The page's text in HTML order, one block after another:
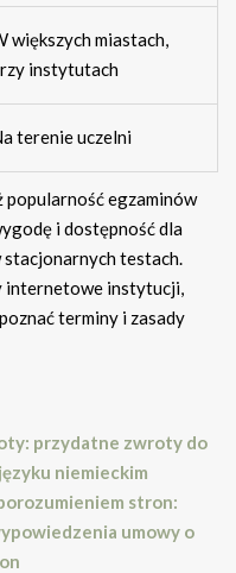
większych miastach,
instytutach
terenie uczelni
egzaminów
i dostępność dla
stacjonarnych testach.
internetowe instytucji,
terminy i zasady
przydatne zwroty do
niemieckim
stron:
umowy o